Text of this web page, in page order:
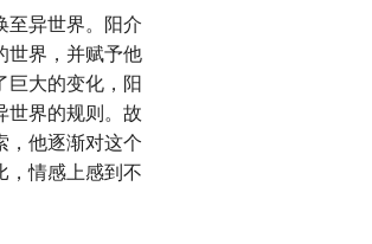
至异世界。阳介
世界，并赋予他
巨大的变化，阳
世界的规则。故
，他逐渐对这个
，情感上感到不